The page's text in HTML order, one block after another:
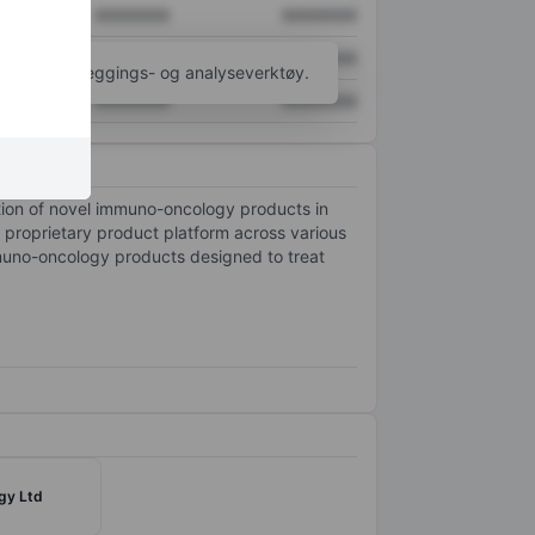
XXXXXXX XXXXXXX
flere kartleggings- og analyseverktøy.
of novel immuno-oncology products in
product platform across various
oncology products designed to treat
Ltd